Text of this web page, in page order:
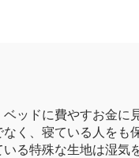
ッドに費やすお金
く、寝ている人を
る特殊な生地は湿